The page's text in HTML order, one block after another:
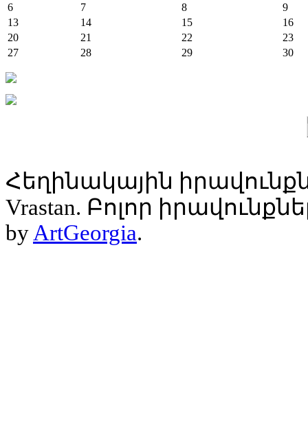
6
7 8
9
13
14 15
16
20
21 22
23
27
28 29 30
Հեղինակային
Vrastan. Բոլոր
by ArtGeorgia.